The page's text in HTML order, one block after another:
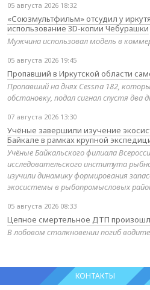
05 августа 2026 18:32
«Союзмультфильм» отсудил у
использование 3D-копии Чебурашки
Мужчина использовал модель в
05 августа 2026 19:45
Пропавший в Иркутской области
Пропавший на днях Cessna 182,
обстановку, подал сигнал спустя два
07 августа 2026 13:30
Учёные завершили изучение
Байкале в рамках крупной
Учёные Байкальского филиала
исследовательского института
изучили динамику формирования
экосистемы в рыбопромысловых
05 августа 2026 08:33
Цепное смертельное ДТП
В лобовом столкновении погиб
КОНТАКТЫ